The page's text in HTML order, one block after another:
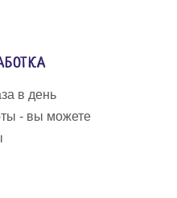
в день
- вы можете